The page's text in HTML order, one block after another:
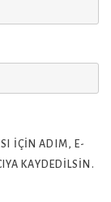
IÇIN ADIM, E-
KAYDEDILSIN.